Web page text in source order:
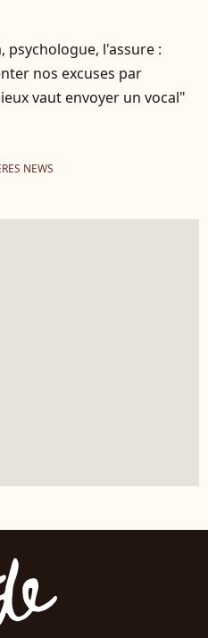
psychologue, l'assure :
nos excuses par
vaut envoyer un vocal"
NEWS